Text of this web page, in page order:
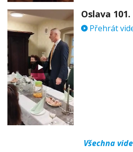
Přehrát
Všechna